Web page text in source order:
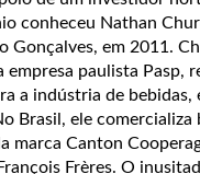
conheceu Nathan
Gonçalves, em 2011.
empresa paulista Pasp,
a indústria de bebidas,
Brasil, ele comercializa
marca Canton
Frères. O